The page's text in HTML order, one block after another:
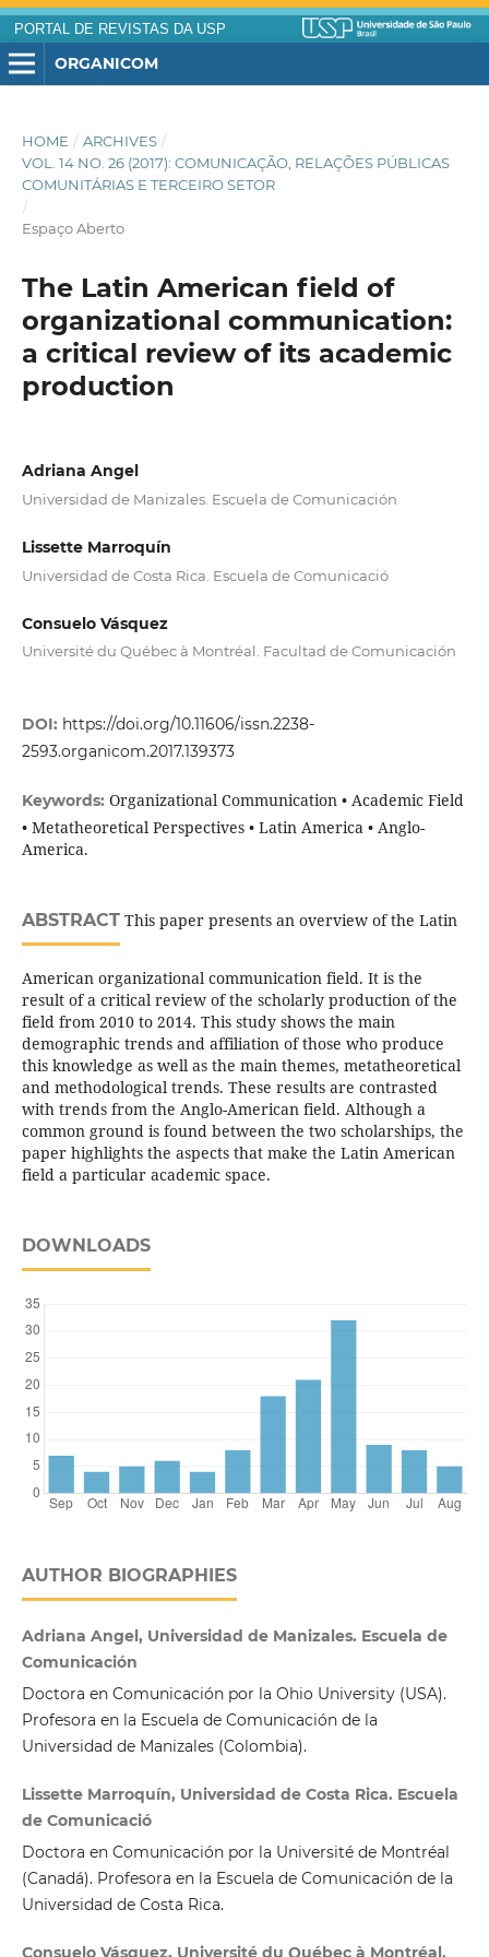
PORTAL DE REVISTAS DA USP
ORGANICOM
HOME / ARCHIVES /
VOL. 14 NO. 26 (2017): COMUNICAÇÃO, RELAÇÕES PÚBLICAS
COMUNITÁRIAS E TERCEIRO SETOR
/
Espaço Aberto
The Latin American field of
organizational communication:
a critical review of its academic
production
Adriana Angel
Universidad de Manizales. Escuela de Comunicación
Lissette Marroquín
Universidad de Costa Rica. Escuela de Comunicació
Consuelo Vásquez
Université du Québec à Montréal. Facultad de Comunicación
DOI: https://doi.org/10.11606/issn.2238-
2593.organicom.2017.139373
Keywords: Organizational Communication • Academic Field
• Metatheoretical Perspectives • Latin America • Anglo-
America.
ABSTRACTThis paper presents an overview of the Latin
American organizational communication field. It is the
result of a critical review of the scholarly production of the
field from 2010 to 2014. This study shows the main
demographic trends and affiliation of those who produce
this knowledge as well as the main themes, metatheoretical
and methodological trends. These results are contrasted
with trends from the Anglo-American field. Although a
common ground is found between the two scholarships, the
paper highlights the aspects that make the Latin American
field a particular academic space.
DOWNLOADS
AUTHOR BIOGRAPHIES
Adriana Angel, Universidad de Manizales. Escuela de
Comunicación
Doctora en Comunicación por la Ohio University (USA).
Profesora en la Escuela de Comunicación de la
Universidad de Manizales (Colombia).
Lissette Marroquín, Universidad de Costa Rica. Escuela
de Comunicació
Doctora en Comunicación por la Université de Montréal
(Canadá). Profesora en la Escuela de Comunicación de la
Universidad de Costa Rica.
Consuelo Vásquez, Université du Québec à Montréal.